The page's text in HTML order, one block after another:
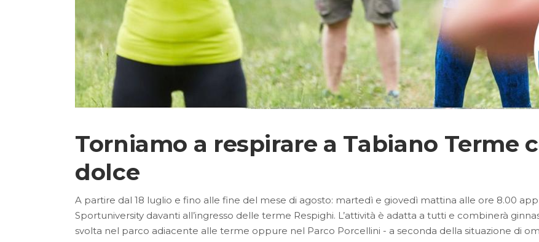
Torniamo a respirare a Tabiano Terme
dolce
A partire dal 18 luglio e fino alle fine del mese di agosto: martedì e giovedì mattina alle ore 8.00
Sportuniversity davanti all’ingresso delle terme Respighi. L’attività è adatta a tutti e combinerà
svolta nel parco adiacente alle terme oppure nel Parco Porcellini - a seconda della situazione di